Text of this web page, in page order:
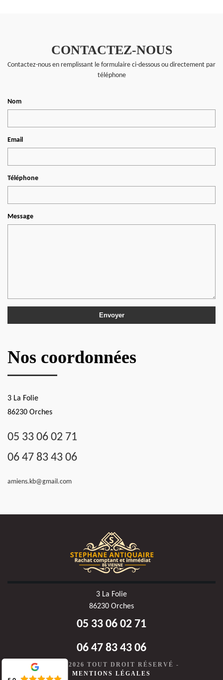
CONTACTEZ-NOUS
Contactez-nous en remplissant le formulaire ci-dessous ou directement par
téléphone
Nom
Email
Téléphone
Message
Nos coordonnées
3 La Folie
86230 Orches
05 33 06 02 71
06 47 83 43 06
amiens.kb@gmail.com
3 La Folie
86230 Orches
05 33 06 02 71
06 47 83 43 06
©2020-2026 TOUT DROIT RÉSERVÉ -
MENTIONS LÉGALES